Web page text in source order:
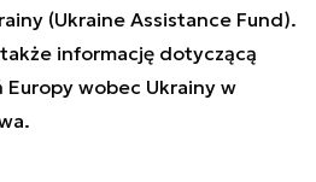
(Ukraine Assistance Fund).
informację dotyczącą
Europy wobec Ukrainy w